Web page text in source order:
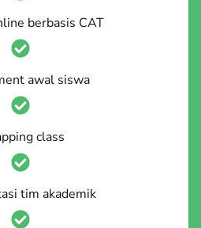
berbasis CAT
awal siswa
class
tim akademik